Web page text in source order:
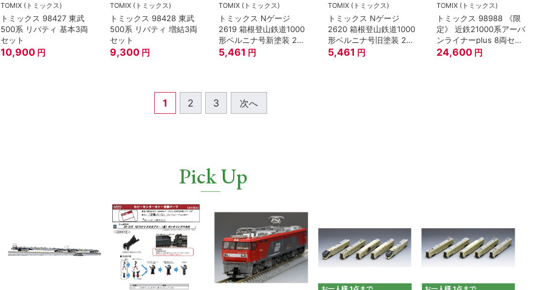
TOMIX (トミックス)
トミックス 98427 東武
500系 リバティ 基本3両
セット
10,900 円
TOMIX (トミックス)
トミックス 98428 東武
500系 リバティ 増結3両
セット
9,300 円
TOMIX (トミックス)
トミックス Nゲージ
2619 箱根登山鉄道1000
形ベルニナ号新塗装 2両
セット~
5,461 円
TOMIX (トミックス)
トミックス Nゲージ
2620 箱根登山鉄道1000
形ベルニナ号旧塗装 2両
セット
5,461 円
TOMIX (トミックス)
トミックス 98988 《限
定》 近鉄21000系アーバ
ンライナーplus 8両セッ
ト 鉄道模型 Nゲージ
24,600 円
1 2 3 次へ
Pick Up